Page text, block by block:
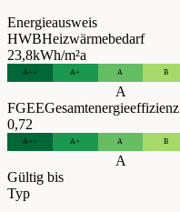
Energieausweis
HWBHeizwärmebedarf
23,8kWh/m²a
A++ A+ A B
A
FGEEGesamtenergieeffizienz
0,72
A++ A+ A B
A
Gültig bis
Typ